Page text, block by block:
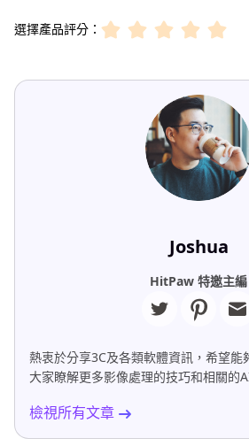
選擇產品評分：
Joshua
HitPaw 特邀主編
熱衷於分享3C及各類軟體資訊，希望能
大家瞭解更多影像處理的技巧和相關的
檢視所有文章